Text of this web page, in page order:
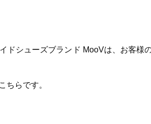
ドシューズブランド MooVは、お客様
ちらです。